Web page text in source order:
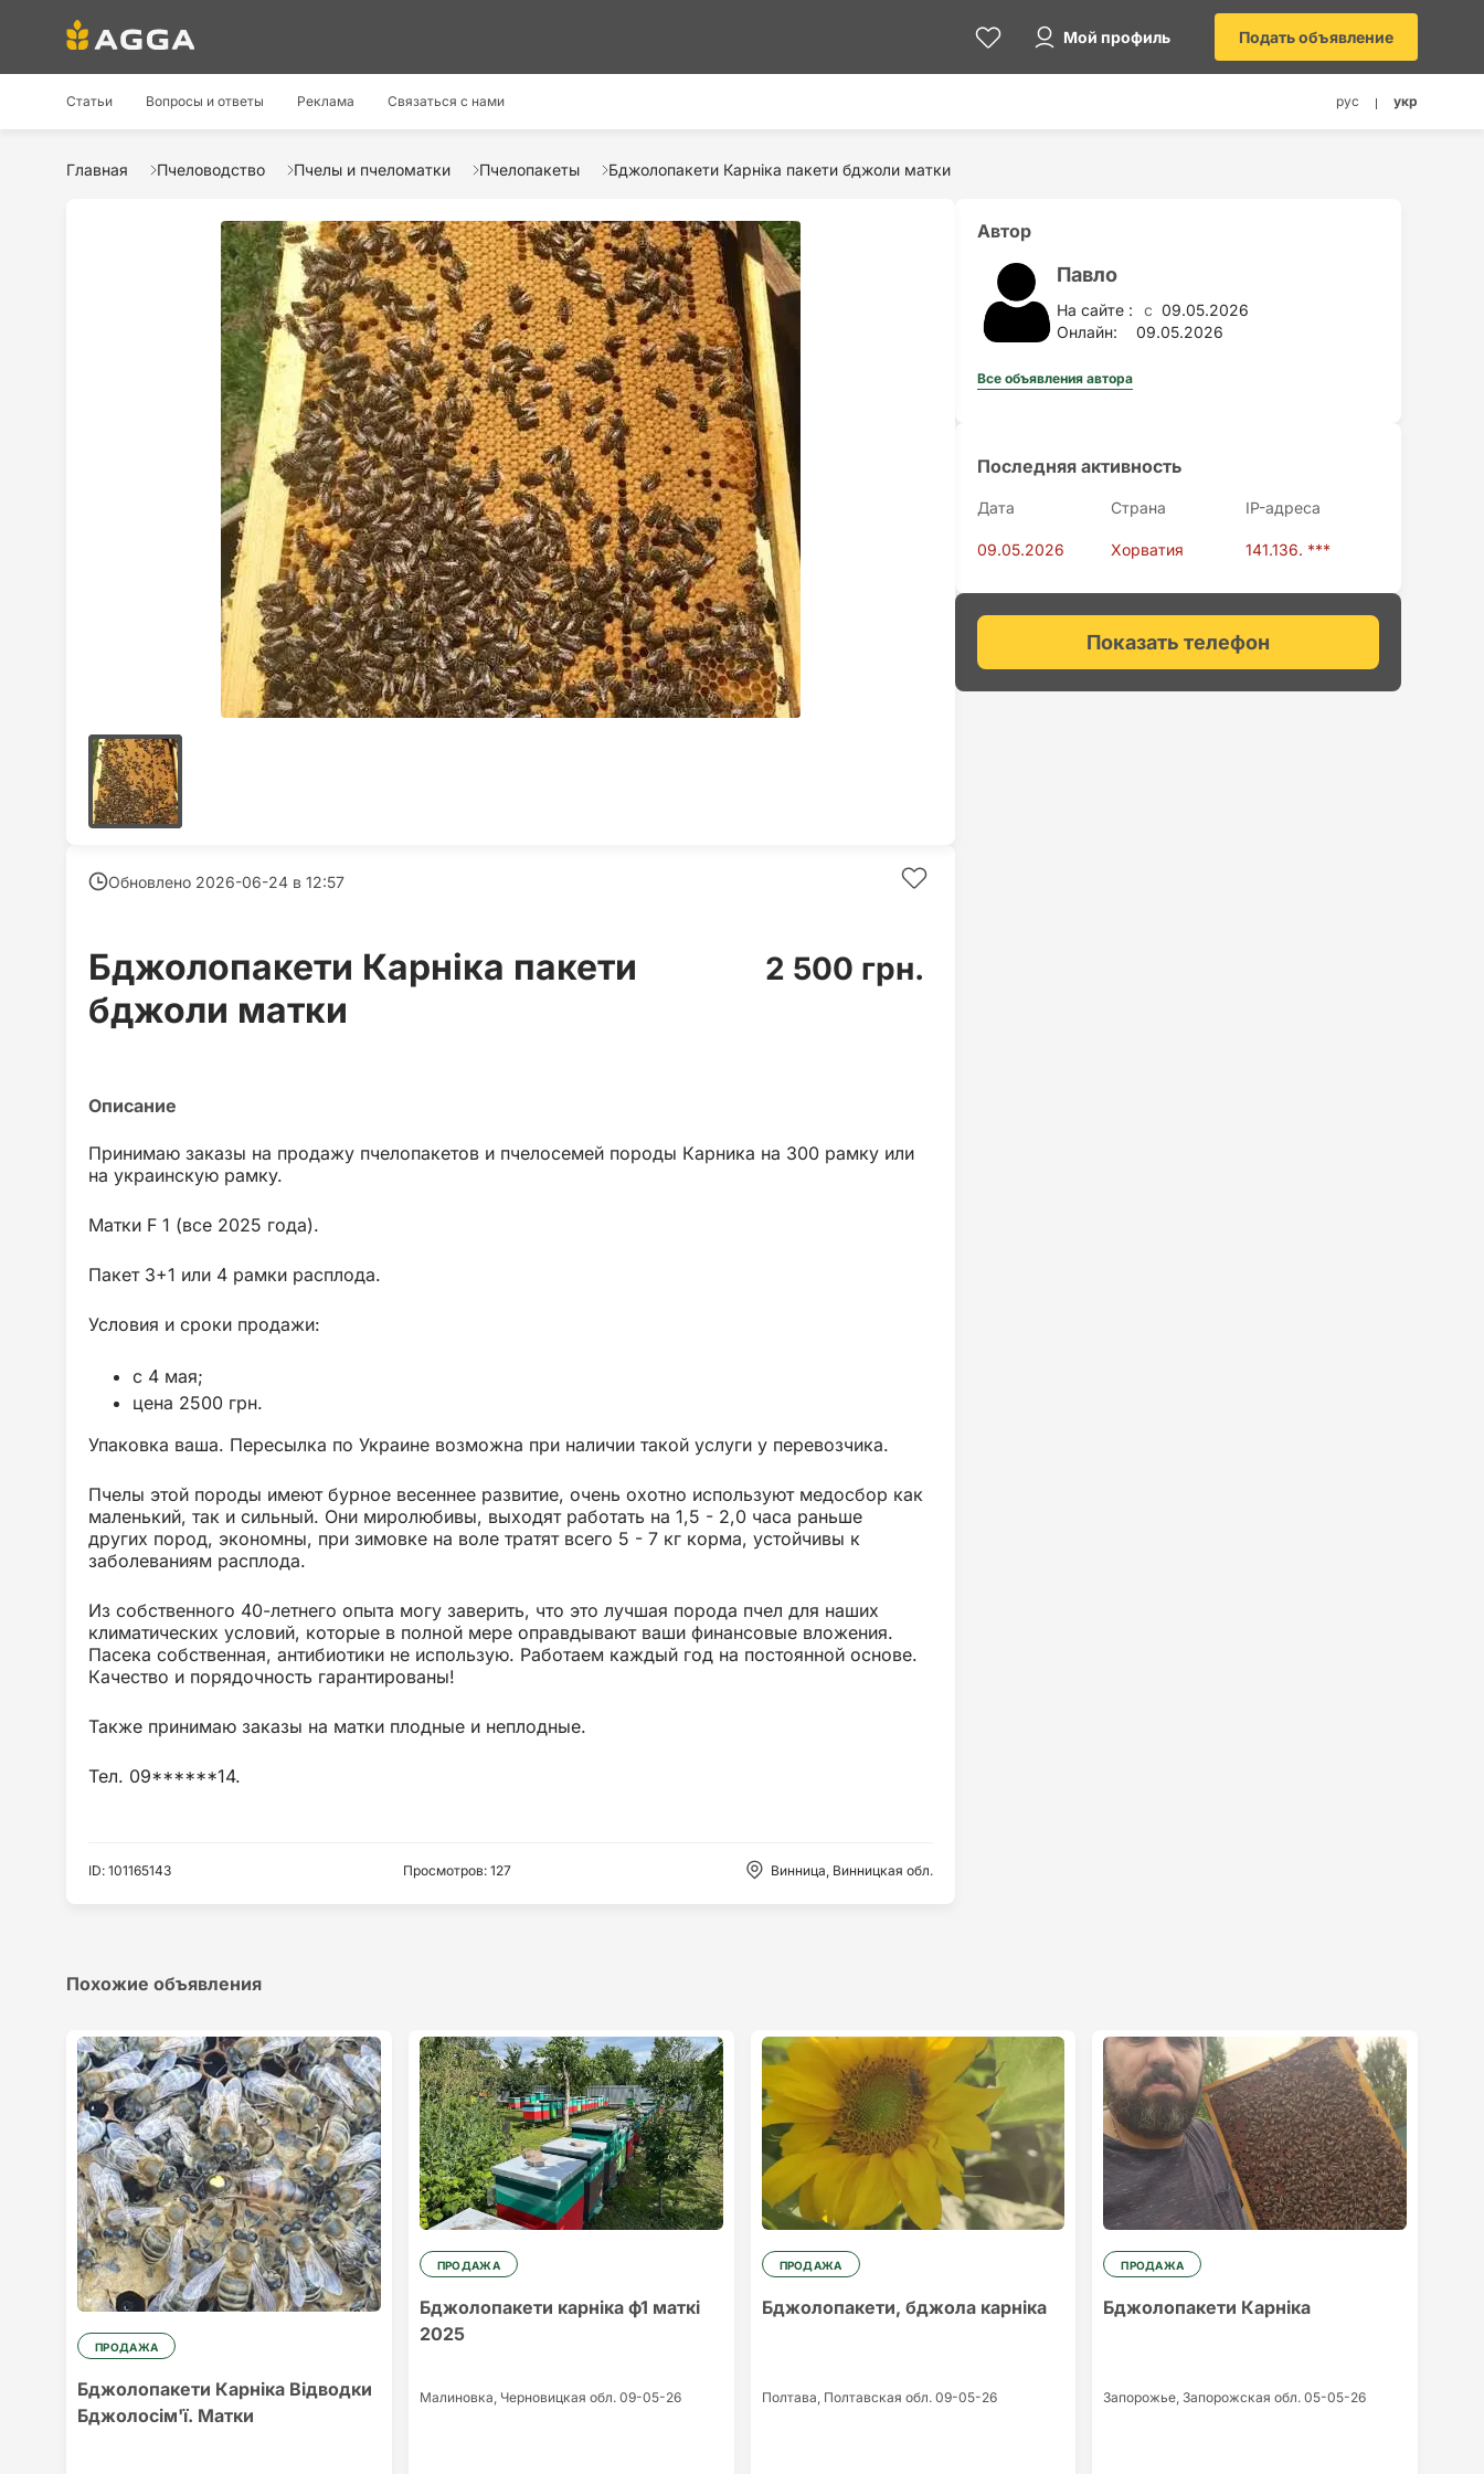
Мой профиль Подать объявление
Статьи Вопросы и ответы Реклама Связаться с нами рус укр
Главная Пчеловодство Пчелы и пчеломатки Пчелопакеты Бджолопакети Карніка пакети бджоли матки
Обновлено 2026-06-24 в 12:57
Бджолопакети Карніка пакети
бджоли матки
2 500 грн.
Принимаю заказы на продажу пчелопакетов и пчелосемей породы Карника на 300 рамку или
на украинскую рамку.
Матки F 1 (все 2025 года).
Пакет 3+1 или 4 рамки расплода.
Условия и сроки продажи:
с 4 мая;
цена 2500 грн.
Упаковка ваша. Пересылка по Украине возможна при наличии такой услуги у перевозчика.
Пчелы этой породы имеют бурное весеннее развитие, очень охотно используют медосбор как
маленький, так и сильный. Они миролюбивы, выходят работать на 1,5 - 2,0 часа раньше
других пород, экономны, при зимовке на воле тратят всего 5 - 7 кг корма, устойчивы к
заболеваниям расплода.
Из собственного 40-летнего опыта могу заверить, что это лучшая порода пчел для наших
климатических условий, которые в полной мере оправдывают ваши финансовые вложения.
Пасека собственная, антибиотики не использую. Работаем каждый год на постоянной основе.
Качество и порядочность гарантированы!
Также принимаю заказы на матки плодные и неплодные.
Тел. 09******14.
ID: 101165143 Просмотров: 127 Винница, Винницкая обл.
Автор
Павло
На сайте : c 09.05.2026
Онлайн:
09.05.2026
Все объявления автора
Последняя активность
Дата Страна IP-адресa
09.05.2026 Хорватия 141.136. ***
Показать телефон
Похожие объявления
ПРОДАЖА
Бджолопакети Карніка Відводки
Бджолосім'ї. Матки
ПРОДАЖА
Бджолопакети карніка ф1 маткі
2025
Малинoвка, Черновицкая обл. 09-05-26
ПРОДАЖА
Бджолопакети, бджола карніка
Полтава, Полтавская обл. 09-05-26
ПРОДАЖА
Бджолопакети Карніка
Запорожье, Запорожская обл.05-05-26